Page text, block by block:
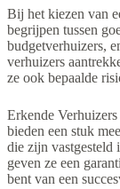
Bij het kiezen van
begrijpen tussen
budgetverhuizers,
verhuizers
ze ook bepaalde
Erkende
bieden een stuk
die zijn vastgesteld
geven ze een
bent van een